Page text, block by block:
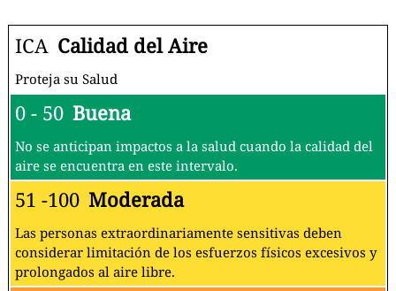
ICA Calidad del Aire
Proteja su Salud
0 - 50 Buena
No se anticipan impactos a la salud cuando la calidad del
aire se encuentra en este intervalo.
51 -100 Moderada
Las personas extraordinariamente sensitivas deben
considerar limitación de los esfuerzos físicos excesivos y
prolongados al aire libre.